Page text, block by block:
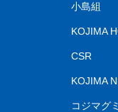
小島組
KOJIMA
CSR
KOJIMA
コジマグ